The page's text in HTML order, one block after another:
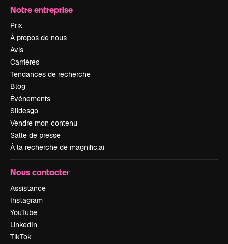
Notre entreprise
Prix
À propos de nous
Avis
Carrières
Tendances de recherche
Blog
Événements
Slidesgo
Vendre mon contenu
Salle de presse
À la recherche de magnific.ai
Nous contacter
Assistance
Instagram
YouTube
LinkedIn
TikTok